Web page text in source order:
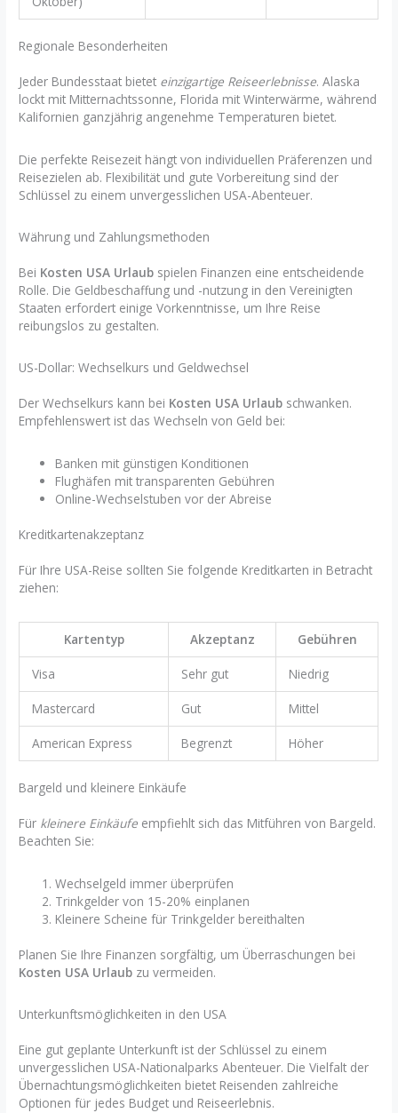
Regionale Besonderheiten
Jeder Bundesstaat bietet einzigartige Reiseerlebnisse. Alaska
lockt mit Mitternachtssonne, Florida mit Winterwärme, während
Kalifornien ganzjährig angenehme Temperaturen bietet.
Die perfekte Reisezeit hängt von individuellen Präferenzen und
Reisezielen ab. Flexibilität und gute Vorbereitung sind der
Schlüssel zu einem unvergesslichen USA-Abenteuer.
Währung und Zahlungsmethoden
Bei Kosten USA Urlaub spielen Finanzen eine entscheidende
Rolle. Die Geldbeschaffung und -nutzung in den Vereinigten
Staaten erfordert einige Vorkenntnisse, um Ihre Reise
reibungslos zu gestalten.
US-Dollar: Wechselkurs und Geldwechsel
Der Wechselkurs kann bei Kosten USA Urlaub schwanken.
Empfehlenswert ist das Wechseln von Geld bei:
Banken mit günstigen Konditionen
Flughäfen mit transparenten Gebühren
Online-Wechselstuben vor der Abreise
Kreditkartenakzeptanz
Für Ihre USA-Reise sollten Sie folgende Kreditkarten in Betracht
ziehen:
Kartentyp Akzeptanz Gebühren
Visa Sehr gut Niedrig
Mastercard Gut Mittel
American Express Begrenzt Höher
Bargeld und kleinere Einkäufe
Für kleinere Einkäufe empfiehlt sich das Mitführen von Bargeld.
Beachten Sie:
Wechselgeld immer überprüfen
Trinkgelder von 15-20% einplanen
Kleinere Scheine für Trinkgelder bereithalten
Planen Sie Ihre Finanzen sorgfältig, um Überraschungen bei
Kosten USA Urlaub zu vermeiden.
Unterkunftsmöglichkeiten in den USA
Eine gut geplante Unterkunft ist der Schlüssel zu einem
unvergesslichen USA-Nationalparks Abenteuer. Die Vielfalt der
Übernachtungsmöglichkeiten bietet Reisenden zahlreiche
Optionen für jedes Budget und Reiseerlebnis.